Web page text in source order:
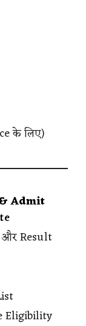
के लिए)
Admit
Result
Eligibility